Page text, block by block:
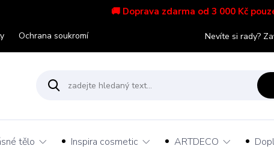
🚚 Doprava zdarma od 3 000 Kč
Ochrana soukromí Nevíte si rady?
tělo Inspira cosmetic ARTDECO